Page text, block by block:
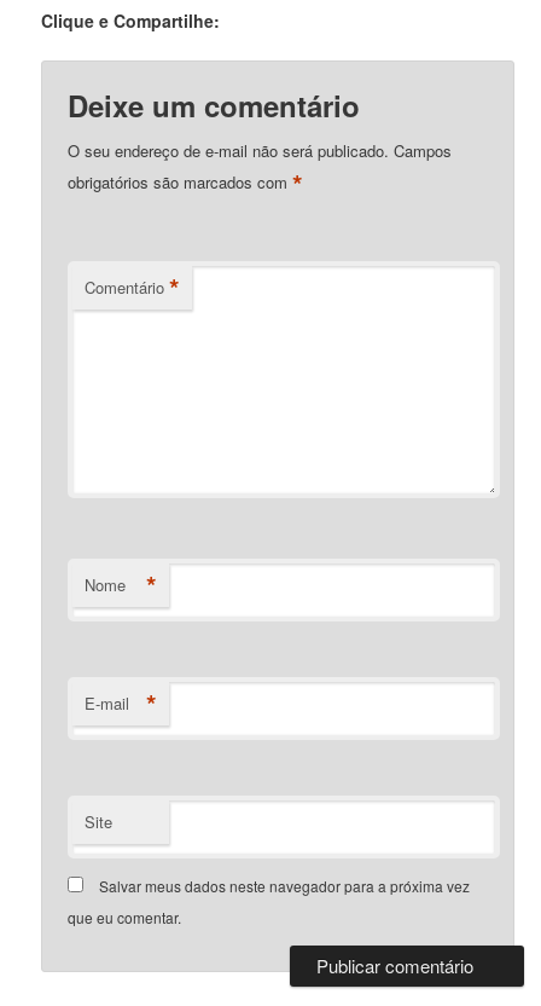
Clique e Compartilhe:
Deixe um comentário
O seu endereço de e-mail não será publicado. Campos
obrigatórios são marcados com*
Comentário *
Nome *
E-mail *
Site
Salvar meus dados neste navegador para a próxima vez
que eu comentar.